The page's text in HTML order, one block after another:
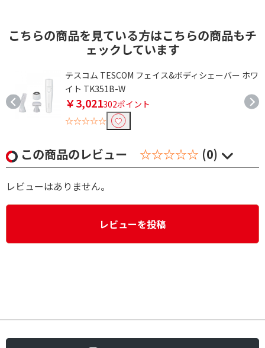
こちらの商品を見ている方はこちらの商品もチ
ェックしています
テスコム TESCOM フェイス&ボディシェーバー ホワ
イト TK351B-W
￥3,021302ポイント
☆☆☆☆☆
この商品のレビュー ☆☆☆☆☆ (0)
レビューはありません。
レビューを投稿